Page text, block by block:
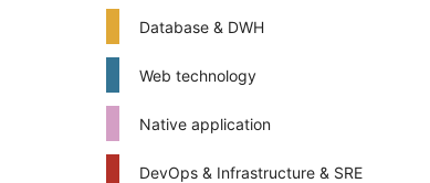
Database & DWH
Web technology
Native application
DevOps & Infrastructure & SRE